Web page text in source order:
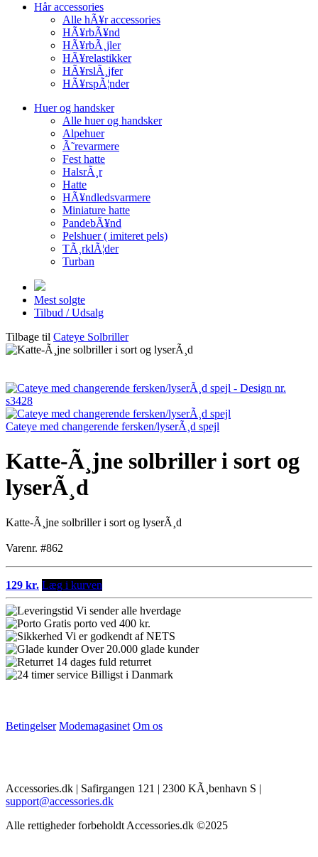
Hår accessories
Alle hÃ¥r accessories
HÃ¥rbÃ¥nd
HÃ¥rbÃ¸jler
HÃ¥relastikker
HÃ¥rslÃ¸jfer
HÃ¥rspÃ¦nder
Huer og handsker
Alle huer og handsker
Alpehuer
Ã˜revarmere
Fest hatte
HalsrÃ¸r
Hatte
HÃ¥ndledsvarmere
Miniature hatte
PandebÃ¥nd
Pelshuer ( imiteret pels)
TÃ¸rklÃ¦der
Turban
Mest solgte
Tilbud / Udsalg
Tilbage til Cateye Solbriller
Cateye med changerende fersken/lyserÃ¸d spejl
Katte-Ã¸jne solbriller i sort og
lyserÃ¸d
Katte-Ã¸jne solbriller i sort og lyserÃ¸d
Varenr. #862
129 kr. Læg i kurven
Vi sender alle hverdage
Gratis porto ved 400 kr.
Vi er godkendt af NETS
Over 20.000 glade kunder
14 dages fuld returret
Billigst i Danmark
Betingelser Modemagasinet Om os
Accessories.dk | Safirgangen 121 | 2300 KÃ¸benhavn S |
support@accessories.dk
Alle rettigheder forbeholdt Accessories.dk ©2025